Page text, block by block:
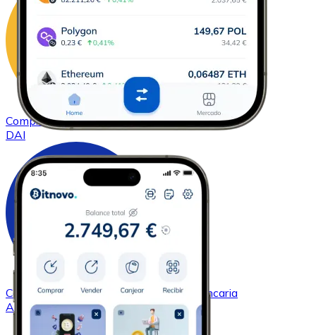
ComprarDAIcon transferencia bancaria
DAI
ComprarCardanocon transferencia bancaria
ADA